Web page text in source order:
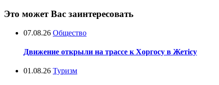
Это может Вас заинтересовать
07.08.26 Общество
Движение открыли на трассе к Хоргосу в Жетісу
01.08.26 Туризм